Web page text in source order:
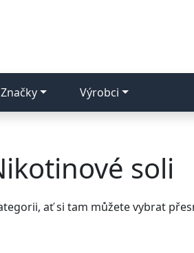
Značky Výrobci
soli
ať si tam můžete vybrat